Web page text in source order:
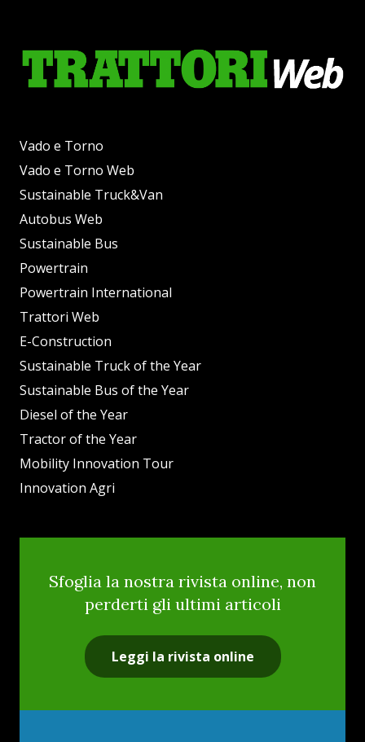
Vado e Torno
Vado e Torno Web
Sustainable Truck&Van
Autobus Web
Sustainable Bus
Powertrain
Powertrain International
Trattori Web
E-Construction
Sustainable Truck of the Year
Sustainable Bus of the Year
Diesel of the Year
Tractor of the Year
Mobility Innovation Tour
Innovation Agri
Sfoglia la nostra rivista online, non
perderti gli ultimi articoli
Leggi la rivista online